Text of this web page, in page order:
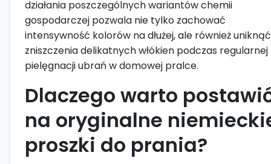
działania poszczególnych wariantów chemii
gospodarczej pozwala nie tylko zachować
intensywność kolorów na dłużej, ale również uniknąć
zniszczenia delikatnych włókien podczas regularnej
pielęgnacji ubrań w domowej pralce.
Dlaczego warto
na oryginalne
proszki do prania?